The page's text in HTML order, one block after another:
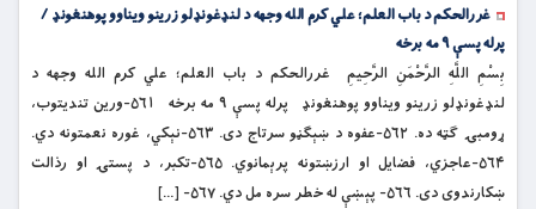
غررالحکم د باب العلم؛ علي کرم الله وجهه د لنډغونډلو زرینو ویناوو پوهنغونډ /
پرله پسې ۹ مه برخه
بِسْمِ اللَّهِ الرَّحْمَنِ الرَّحِيمِ غررالحکم د باب العلم؛ علي کرم الله وجهه د
لنډغونډلو زرینو ویناوو پوهنغونډ پرله پسې ۹ مه برخه ۵۶۱-ورین تندیتوب،
ړومبۍ ګټه ده. ۵۶۲-عفوه د ښېګڼو سرتاج دی. ۵۶۳-نېکي، غوره نعمتونه دي.
۵۶۴-عاجزي، فضایل او ارزښتونه پرېمانوي. ۵۶۵-تکبر، د پستۍ او رذالت
ښکارندوی دی. ۵۶۶- پېښې له خطر سره مل دي. ۵۶۷- […]